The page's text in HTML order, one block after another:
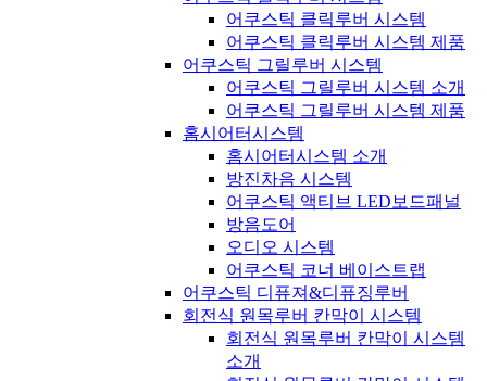
어쿠스틱 클릭루버 시스템
어쿠스틱 클릭루버 시스템 제품
어쿠스틱 그릴루버 시스템
어쿠스틱 그릴루버 시스템 소개
어쿠스틱 그릴루버 시스템 제품
홈시어터시스템
홈시어터시스템 소개
방진차음 시스템
어쿠스틱 액티브 LED보드패널
방음도어
오디오 시스템
어쿠스틱 코너 베이스트랩
어쿠스틱 디퓨져&디퓨징루버
회전식 원목루버 칸막이 시스템
회전식 원목루버 칸막이 시스템
소개